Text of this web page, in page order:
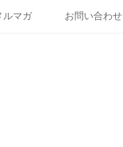
ルマガ お問い合わせ